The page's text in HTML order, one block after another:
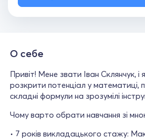
О себе
Привіт! Мене звати Іван Склянчук,
розкрити потенціал у математиці,
складні формули на зрозумілі
Чому варто обрати навчання зі
• 7 років викладацького стажу: